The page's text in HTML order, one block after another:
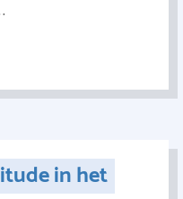
in het